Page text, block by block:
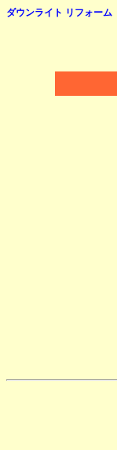
ダウンライト リフォーム